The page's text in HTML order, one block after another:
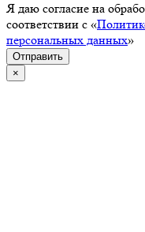
Я даю согласие на
соответствии с «
персональных данных»
Отправить
×